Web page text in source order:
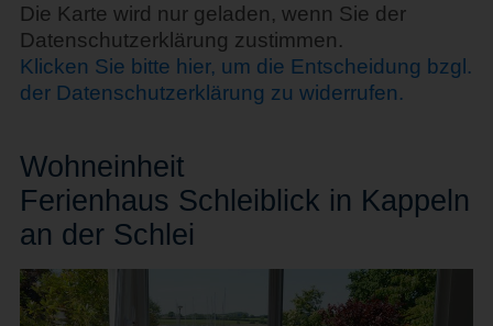
Die Karte wird nur geladen, wenn Sie der
Datenschutzerklärung zustimmen.
Klicken Sie bitte hier, um die Entscheidung bzgl.
der Datenschutzerklärung zu widerrufen.
Wohneinheit
Ferienhaus Schleiblick in Kappeln
an der Schlei